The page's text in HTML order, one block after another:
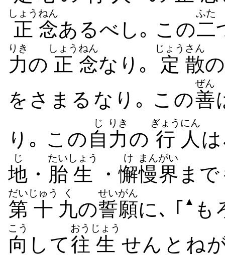
正
しょう
念
ねん
ある​べし｡ この二
ふた
力
りき
の 正
しょう
念
ねん
なり｡ 定
じょう
散
さん
の
をさまる​なり｡ この善
ぜん
り｡ この 自
じ
力
りき
の 行
ぎょう
人
にん
地
じ
・ 胎
たい
生
しょう
・懈
け
慢
まん
界
がい
ま
第
だい
十
じゅう
九
く
の誓願
せいがん
に､ ｢ ▲ も
向
こう
して往
おう
生
じょう
せん​と​ね